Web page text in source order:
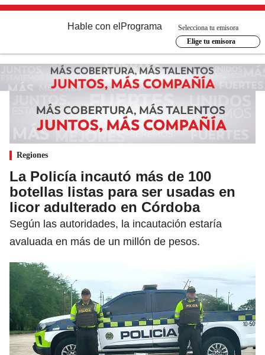
Hable con el Programa
Selecciona tu emisora
Elige tu emisora
Regiones
La Policía incautó más de 100
botellas listas para ser usadas en
licor adulterado en Córdoba
Según las autoridades, la incautación estaría
avaluada en más de un millón de pesos.